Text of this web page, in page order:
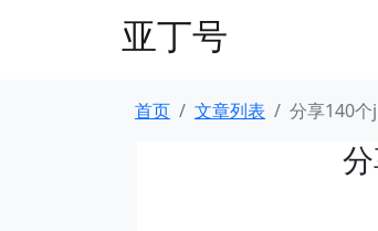
亚丁号
首页 文章列表 分享140